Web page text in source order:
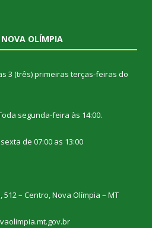
OLÍMPIA
3 (três) primeiras terças-feiras do
segunda-feira às 14:00.
de 07:00 as 13:00
512 – Centro, Nova Olímpia – MT